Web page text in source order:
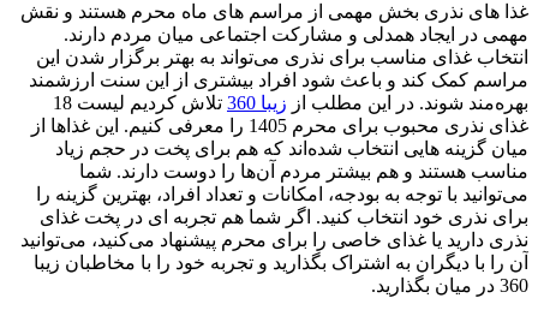
غذا های نذری بخش مهمی از مراسم‌ های ماه محرم هستند و نقش
مهمی در ایجاد همدلی و مشارکت اجتماعی میان مردم دارند.
انتخاب غذای مناسب برای نذری می‌تواند به بهتر برگزار شدن این
مراسم کمک کند و باعث شود افراد بیشتری از این سنت ارزشمند
بهره‌مند شوند. در این مطلب از زیبا 360
تلاش کردیم لیست 18
غذای نذری محبوب برای محرم 1405 را معرفی کنیم. این غذاها از
میان گزینه‌ هایی انتخاب شده‌اند که هم برای پخت در حجم زیاد
مناسب هستند و هم بیشتر مردم آن‌ها را دوست دارند. شما
می‌توانید با توجه به بودجه، امکانات و تعداد افراد، بهترین گزینه را
برای نذری خود انتخاب کنید. اگر شما هم تجربه‌ ای در پخت غذای
نذری دارید یا غذای خاصی را برای محرم پیشنهاد می‌کنید، می‌توانید
آن را با دیگران به اشتراک بگذارید و تجربه خود را با مخاطبان زیبا
360 در میان بگذارید.